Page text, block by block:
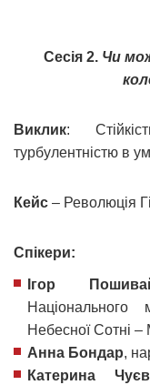
Сесія 2. Чи
Виклик:
турбулентністю в
Кейс – Революція
Спікери:
Ігор
Національного
Небесної Сотні –
Анна Бондар,
Катерина